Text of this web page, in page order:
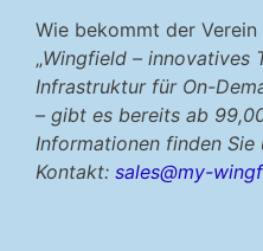
Wie bekommt der
„Wingfield – innovatives
Infrastruktur für On-
– gibt es bereits ab
Informationen finden Sie
Kontakt: sales@my-